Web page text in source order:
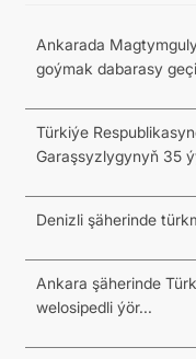
Ankarada
goýmak dabarasy
Türkiýe
Garaşsyzlygynyň 35
Denizli şäherinde
Ankara şäherinde
welosipedli ýör...